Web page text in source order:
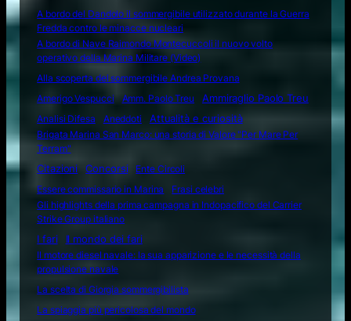
A bordo del Dandolo il sommergibile utilizzato durante la Guerra
Fredda contro le minacce nucleari
A bordo di Nave Raimondo Montecuccoli il nuovo volto
operativo della Marina Militare (Video)
Alla scoperta del sommergibile Andrea Provana
Amerigo Vespucci
Amm. Paolo Treu
Ammiraglio Paolo Treu
Analisi Difesa
Aneddoti Attualità e curiosità
Brigata Marina San Marco: una storia di Valore "Per Mare Per
Terram"
Citazioni
Concorsi
Ente Circoli
Essere commissario in Marina
Frasi celebri
Gli highlights della prima campagna in Indopacifico del Carrier
Strike Group italiano
I fari
Il mondo dei fari
Il motore diesel navale: la sua apparizione e le necessità della
propulsione navale
La scelta di Giorgia sommergibilista
La spiaggia più pericolosa del mondo